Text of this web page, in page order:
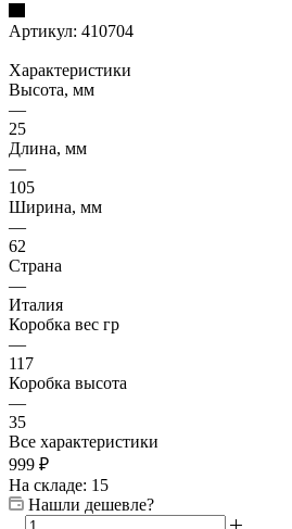
Артикул: 410704
Характеристики
Высота, мм
—
25
Длина, мм
—
105
Ширина, мм
—
62
Страна
—
Италия
Коробка вес гр
—
117
Коробка высота
—
35
Все характеристики
999 ₽
На складе: 15
Нашли дешевле?